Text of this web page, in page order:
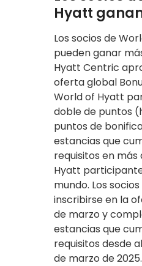
Hyatt
Los socios de
pueden ganar
Hyatt Centric
oferta global
World of Hyatt
doble de puntos
puntos de
estancias que
requisitos en más
Hyatt
mundo. Los
inscribirse en la
de marzo y
estancias que
requisitos desde
de marzo de 2025.